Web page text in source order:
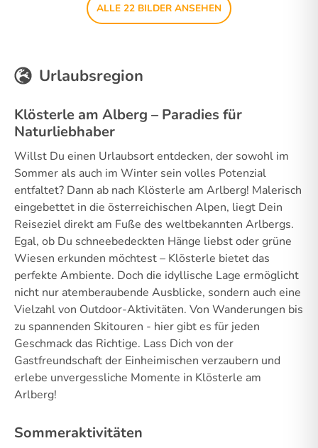
ALLE 22 BILDER ANSEHEN
Urlaubsregion
Klösterle am Alberg – Paradies für
Naturliebhaber
Willst Du einen Urlaubsort entdecken, der sowohl im
Sommer als auch im Winter sein volles Potenzial
entfaltet? Dann ab nach Klösterle am Arlberg! Malerisch
eingebettet in die österreichischen Alpen, liegt Dein
Reiseziel direkt am Fuße des weltbekannten Arlbergs.
Egal, ob Du schneebedeckten Hänge liebst oder grüne
Wiesen erkunden möchtest – Klösterle bietet das
perfekte Ambiente. Doch die idyllische Lage ermöglicht
nicht nur atemberaubende Ausblicke, sondern auch eine
Vielzahl von Outdoor-Aktivitäten. Von Wanderungen bis
zu spannenden Skitouren - hier gibt es für jeden
Geschmack das Richtige. Lass Dich von der
Gastfreundschaft der Einheimischen verzaubern und
erlebe unvergessliche Momente in Klösterle am
Arlberg!
Sommeraktivitäten